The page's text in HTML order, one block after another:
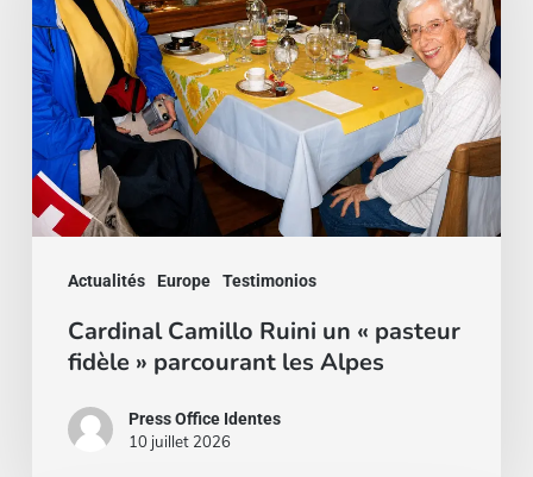
Actualités Europe Testimonios
un
«
pasteur
fidèle
»
parcourant
les
Alpes
Cardinal Camillo Ruini un « pasteur
fidèle » parcourant les Alpes
Press Office Identes
10 juillet 2026